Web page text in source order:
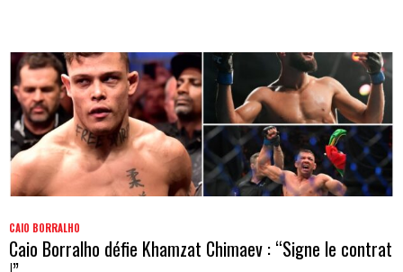
CAIO BORRALHO
Caio Borralho défie Khamzat Chimaev : “Signe le contrat